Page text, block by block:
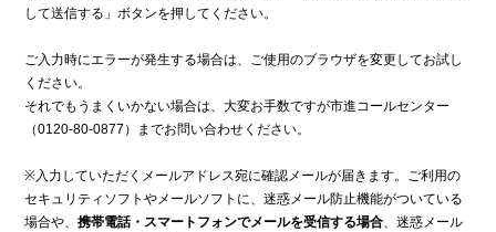
して送信する」ボタンを押してください。
ご入力時にエラーが発生する場合は、ご使用のブラウザを変更してお試し
ください。
それでもうまくいかない場合は、大変お手数ですが市進コールセンター
（0120-80-0877）までお問い合わせください。
※入力していただくメールアドレス宛に確認メールが届きます。ご利用の
セキュリティソフトやメールソフトに、迷惑メール防止機能がついている
場合や、 携帯電話・スマートフォンでメールを受信する場合、迷惑メール